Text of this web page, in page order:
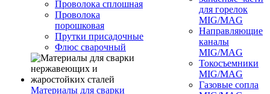
Проволока сплошная
Проволока
порошковая
Прутки присадочные
Флюс сварочный
Материалы для сварки
для горелок
MIG/MAG
Направляющие
каналы
MIG/MAG
Токосъемники
MIG/MAG
Газовые сопла